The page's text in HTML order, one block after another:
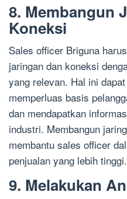
8. Membangun
Koneksi
Sales officer Briguna
jaringan dan koneksi
yang relevan. Hal ini
memperluas basis
dan mendapatkan
industri. Membangun
membantu sales officer
penjualan yang lebih tinggi.
9. Melakukan